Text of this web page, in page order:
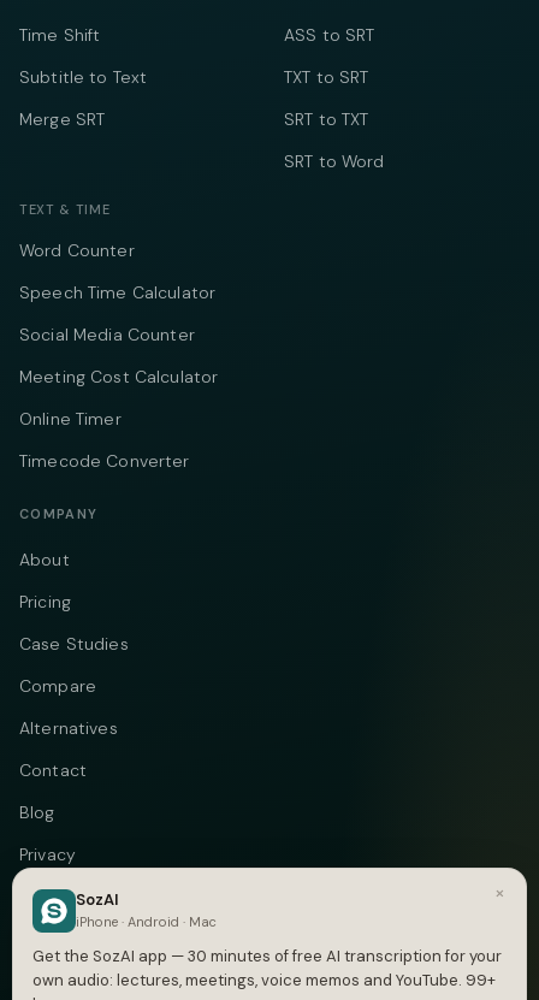
Time Shift
Subtitle to Text
Merge SRT
ASS to SRT
TXT to SRT
SRT to TXT
SRT to Word
TEXT & TIME
Word Counter
Speech Time Calculator
Social Media Counter
Meeting Cost Calculator
Online Timer
Timecode Converter
COMPANY
About
Pricing
Case Studies
Compare
Alternatives
Contact
Blog
Privacy
Terms
DMCA
×
SozAI
iPhone · Android · Mac
Get the SozAI app — 30 minutes of free AI transcription for your
own audio: lectures, meetings, voice memos and YouTube. 99+